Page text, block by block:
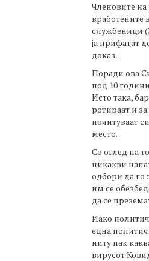
Членовите
вработените
службеници
ја прифатат
доказ.
Поради ова
под 10
Исто така,
ротираат и
почитуваат
место.
Со оглед на
никакви
одбори да го
им се
да се
Иако
една
ниту пак
вирусот